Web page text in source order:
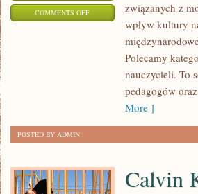
COMMENTS OFFON
NOWOCZESNE
NAUCZANIA
związanych z
wpływ kultury
Polecamy
nauczycieli. To
pedagogów
More ]
POSTED BY ADMIN
Calvin